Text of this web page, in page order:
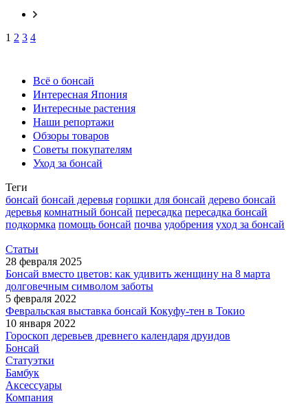
1 2 3 4
Всё о бонсай
Интересная Япония
Интересные растения
Наши репортажи
Обзоры товаров
Советы покупателям
Уход за бонсай
Теги
бонсай бонсай деревья горшки для бонсай дерево бонсай
деревья комнатный бонсай пересадка пересадка бонсай
подкормка помощь бонсай почва удобрения уход за бонсай
Статьи
28 февраля 2025
Бонсай вместо цветов: как удивить женщину на 8 марта
долговечным символом заботы
5 февраля 2022
Февральская выставка бонсай Кокуфу-тен в Токио
10 января 2022
Гороскоп деревьев древнего календаря друидов
Бонсай
Статуэтки
Бамбук
Аксессуары
Компания